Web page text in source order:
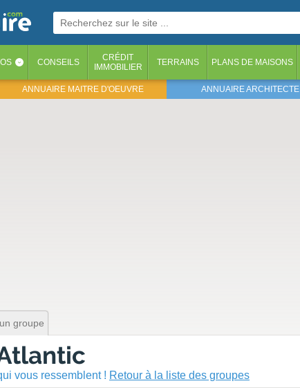
‹ CONSEILS
CRÉDIT
IMMOBILIER
TERRAINS PLANS DE MAISONS
ANNUAIRE MAITRE D'OEUVRE ANNUAIRE ARCHITECTE
groupe
vous ressemblent ! Retour à la liste des groupes